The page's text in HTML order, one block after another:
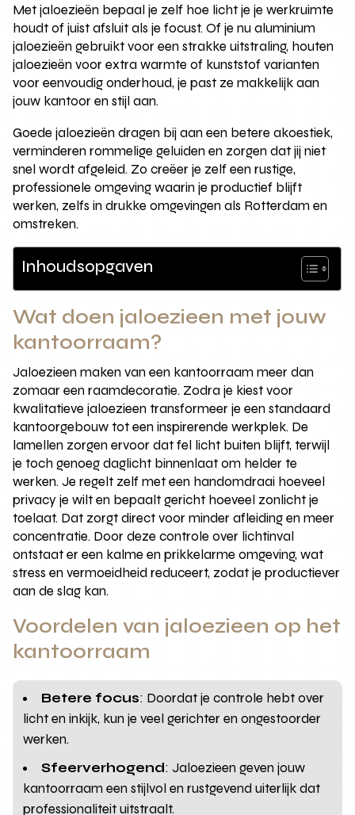
Met jaloezieën bepaal je zelf hoe licht je je werkruimte
houdt of juist afsluit als je focust. Of je nu aluminium
jaloezieën gebruikt voor een strakke uitstraling, houten
jaloezieën voor extra warmte of kunststof varianten
voor eenvoudig onderhoud, je past ze makkelijk aan
jouw kantoor en stijl aan.
Goede jaloezieën dragen bij aan een betere akoestiek,
verminderen rommelige geluiden en zorgen dat jij niet
snel wordt afgeleid. Zo creëer je zelf een rustige,
professionele omgeving waarin je productief blijft
werken, zelfs in drukke omgevingen als Rotterdam en
omstreken.
Inhoudsopgaven
Wat doen jaloezieen met jouw
kantoorraam?
Jaloezieen maken van een kantoorraam meer dan
zomaar een raamdecoratie. Zodra je kiest voor
kwalitatieve jaloezieen transformeer je een standaard
kantoorgebouw tot een inspirerende werkplek. De
lamellen zorgen ervoor dat fel licht buiten blijft, terwijl
je toch genoeg daglicht binnenlaat om helder te
werken. Je regelt zelf met een handomdraai hoeveel
privacy je wilt en bepaalt gericht hoeveel zonlicht je
toelaat. Dat zorgt direct voor minder afleiding en meer
concentratie. Door deze controle over lichtinval
ontstaat er een kalme en prikkelarme omgeving, wat
stress en vermoeidheid reduceert, zodat je productiever
aan de slag kan.
Voordelen van jaloezieen op het
kantoorraam
Betere focus: Doordat je controle hebt over
licht en inkijk, kun je veel gerichter en ongestoorder
werken.
Sfeerverhogend: Jaloezieen geven jouw
kantoorraam een stijlvol en rustgevend uiterlijk dat
professionaliteit uitstraalt.